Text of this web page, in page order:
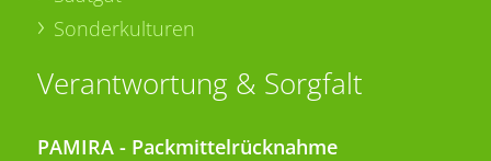
Sonderkulturen
Verantwortung & Sorgfalt
PAMIRA - Packmittelrücknahme